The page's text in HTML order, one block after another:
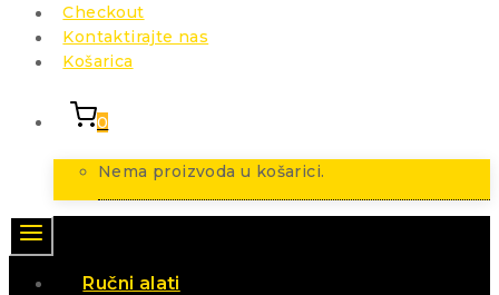
Checkout
Kontaktirajte nas
Košarica
0
Nema proizvoda u košarici.
Ručni alati